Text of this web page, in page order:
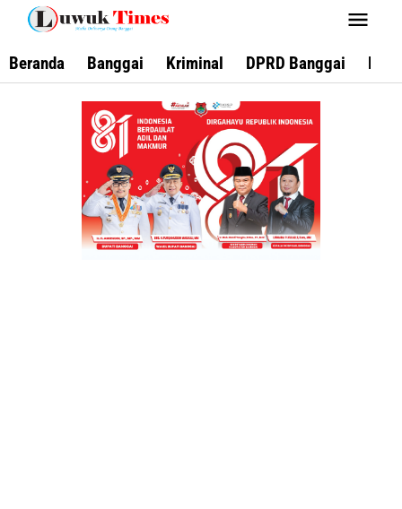
Lewati
konten
Beranda Banggai Kriminal DPRD Banggai